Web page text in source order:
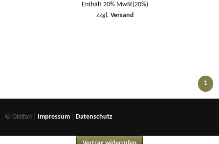
Enthält 20% MwSt(20%)
zzgl. Versand
1
© Oldifan | Impressum Datenschutz